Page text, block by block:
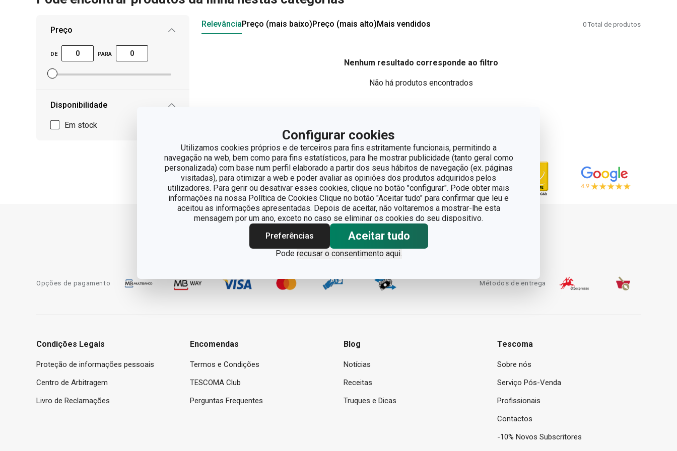
Configurar cookies
Utilizamos cookies próprios e de terceiros para fins estritamente funcionais, permitindo a
navegação na web, bem como para fins estatísticos, para lhe mostrar publicidade (tanto geral como
personalizada) com base num perfil elaborado a partir dos seus hábitos de navegação (ex. páginas
visitadas), para otimizar a web e poder avaliar as opiniões dos produtos adquiridos pelos
utilizadores. Para gerir ou desativar esses cookies, clique no botão "configurar". Pode obter mais
informações na nossa Política de Cookies Clique no botão "Aceitar tudo" para confirmar que leu e
aceitou as informações apresentadas. Depois de aceitar, não voltaremos a mostrar-lhe esta
mensagem por um ano, exceto no caso se eliminar os cookies do seu dispositivo.
Preferências
Aceitar tudo
Pode recusar o consentimento aqui.
Preço
DE PARA
Definir filtro de preço mínimo
Definir filtro de preço máximo
Disponibilidade
Em stock
RelevânciaPreço (mais baixo)Preço (mais alto)Mais vendidos 0Total de produtos
Nenhum resultado corresponde ao filtro
Não há produtos encontrados
Opções de pagamento Métodos de entrega
Condições Legais
Proteção de informações pessoais
Centro de Arbitragem
Livro de Reclamações
Encomendas
Termos e Condições
TESCOMA Club
Perguntas Frequentes
Blog
Notícias
Receitas
Truques e Dicas
Tescoma
Sobre nós
Serviço Pós-Venda
Profissionais
Contactos
-10% Novos Subscritores